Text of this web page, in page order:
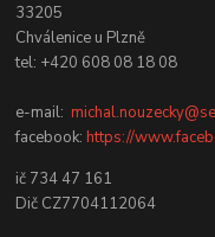
33205
Chválenice u Plzně
tel: +420 608 08 18 08
e-mail:
facebook:https://
ič 734 47 161
Dič CZ7704112064